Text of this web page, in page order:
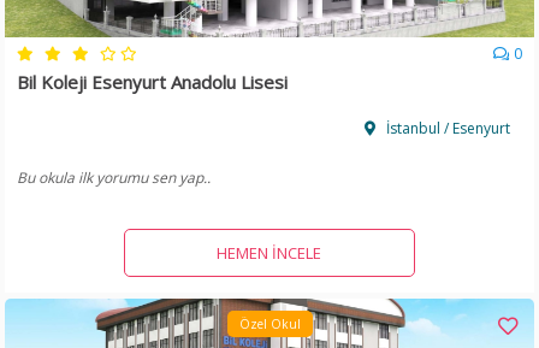
0
Bil Koleji Esenyurt Anadolu Lisesi
İstanbul / Esenyurt
Bu okula ilk yorumu sen yap..
HEMEN İNCELE
Özel Okul